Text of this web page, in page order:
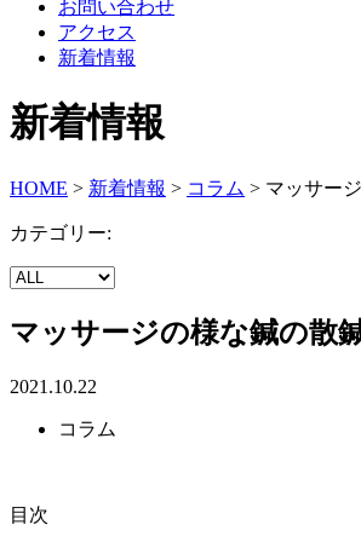
お問い合わせ
アクセス
新着情報
新着情報
HOME > 新着情報 > コラム > マッサー
カテゴリー:
マッサージの様な鍼の散
2021.10.22
コラム
目次